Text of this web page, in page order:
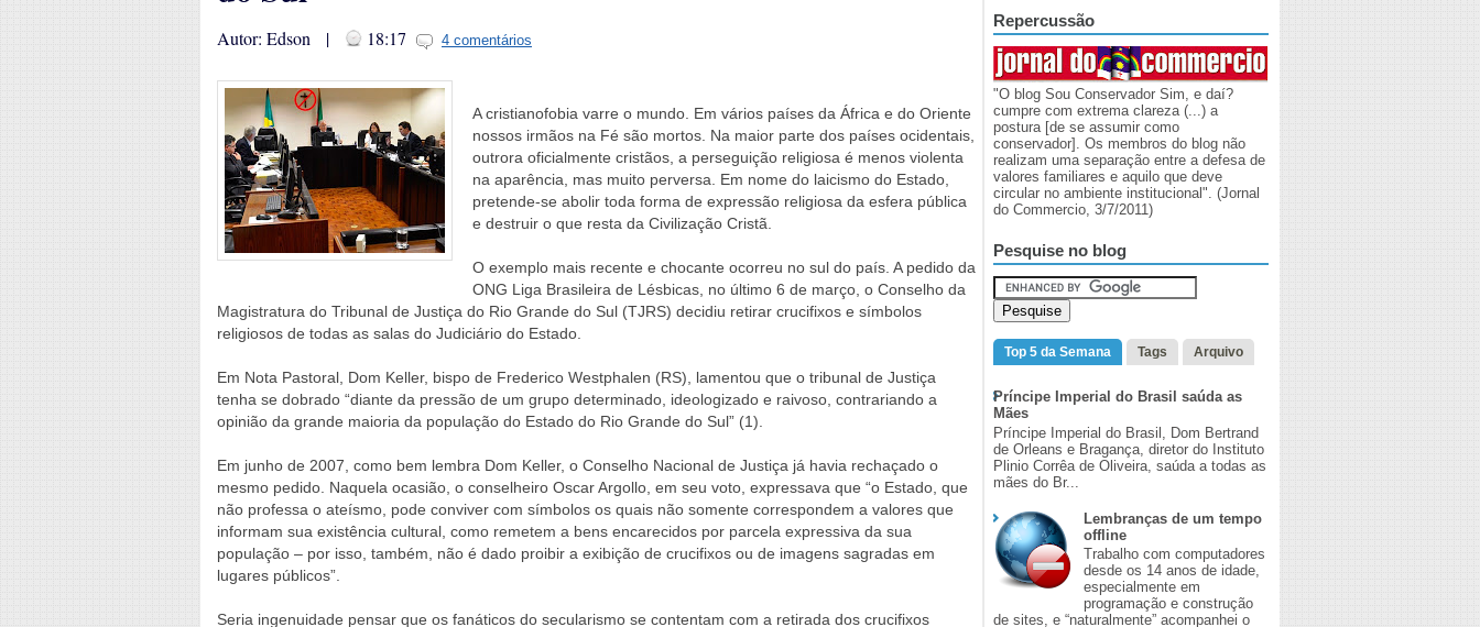
Autor: Edson | 18:17 4 comentários
A cristianofobia varre o mundo. Em vários países da África e do Oriente
nossos irmãos na Fé são mortos. Na maior parte dos países ocidentais,
outrora oficialmente cristãos, a perseguição religiosa é menos violenta
na aparência, mas muito perversa. Em nome do laicismo do Estado,
pretende-se abolir toda forma de expressão religiosa da esfera pública
e destruir o que resta da Civilização Cristã.
O exemplo mais recente e chocante ocorreu no sul do país. A pedido da
ONG Liga Brasileira de Lésbicas, no último 6 de março, o Conselho da
Magistratura do Tribunal de Justiça do Rio Grande do Sul (TJRS) decidiu retirar crucifixos e símbolos
religiosos de todas as salas do Judiciário do Estado.
Em Nota Pastoral, Dom Keller, bispo de Frederico Westphalen (RS), lamentou que o tribunal de Justiça
tenha se dobrado “diante da pressão de um grupo determinado, ideologizado e raivoso, contrariando a
opinião da grande maioria da população do Estado do Rio Grande do Sul” (1).
Em junho de 2007, como bem lembra Dom Keller, o Conselho Nacional de Justiça já havia rechaçado o
mesmo pedido. Naquela ocasião, o conselheiro Oscar Argollo, em seu voto, expressava que “o Estado, que
não professa o ateísmo, pode conviver com símbolos os quais não somente correspondem a valores que
informam sua existência cultural, como remetem a bens encarecidos por parcela expressiva da sua
população – por isso, também, não é dado proibir a exibição de crucifixos ou de imagens sagradas em
lugares públicos”.
Seria ingenuidade pensar que os fanáticos do secularismo se contentam com a retirada dos crucifixos
Repercussão
"O blog Sou Conservador Sim, e daí?
cumpre com extrema clareza (...) a
postura [de se assumir como
conservador]. Os membros do blog não
realizam uma separação entre a defesa de
valores familiares e aquilo que deve
circular no ambiente institucional". (Jornal
do Commercio, 3/7/2011)
Pesquise no blog
Top 5 da Semana Tags Arquivo
Príncipe Imperial do Brasil saúda as
Mães
Príncipe Imperial do Brasil, Dom Bertrand
de Orleans e Bragança, diretor do Instituto
Plinio Corrêa de Oliveira, saúda a todas as
mães do Br...
Lembranças de um tempo
offline
Trabalho com computadores
desde os 14 anos de idade,
especialmente em
programação e construção
de sites, e “naturalmente” acompanhei o